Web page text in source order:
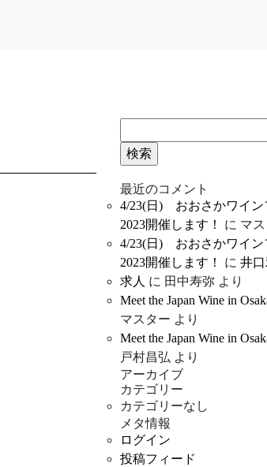
索:
最近のコメント
4/23(日) おおさかワイン
2023開催します！
に マ
4/23(日) おおさかワイン
2023開催します！
に 井
求人 に 田中寿弥 より
Meet the Japan Wine in
マスター より
Meet the Japan Wine in
戸村昌弘 より
アーカイブ
カテゴリー
カテゴリーなし
メタ情報
ログイン
投稿フィード